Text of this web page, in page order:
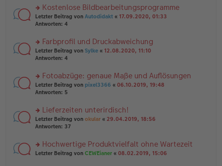
ei
tr
a
es
e
n
er
ei
tr
a
u
n
g
es
e
n
er
ei
tr
a
rs
te
n
g
el
e
n
er
tr
a
g
Kostenlose Bildbearbeitungsprogramme
Letzter Beitrag von Autodidakt « 17.09.2020, 01:33
Antworten: 4
rs
te
n
g
el
e
n
er
tr
a
Farbprofil und Druckabweichung
Letzter Beitrag von Sylke « 12.08.2020, 11:10
Antworten: 4
rs
te
n
g
el
e
n
Fotoabzüge: genaue Maße und Auflösungen
Letzter Beitrag von pixel3366 « 06.10.2019, 19:48
Antworten: 5
rs
te
n
g
Lieferzeiten unterirdisch!
Letzter Beitrag von okular « 29.04.2019, 18:56
Antworten: 37
rs
Hochwertige Produktvielfalt ohne Wartezeit
Letzter Beitrag von CEWEianer « 08.02.2019, 15:06